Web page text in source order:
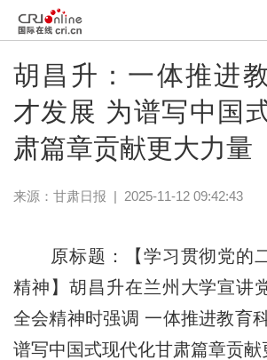
胡昌升：一体推进
才发展 为谱写中国
肃篇章贡献更大力量
来源： 甘肃日报 | 2025-11-12 09:42:43
原标题：【学习贯彻党的
精神】胡昌升在兰州大学宣讲
全会精神时强调 一体推进教育
谱写中国式现代化甘肃篇章贡献